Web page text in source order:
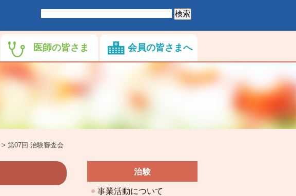
医師の皆さま 会員の皆さまへ
> 第07回 治験審査会
治験
事業活動について